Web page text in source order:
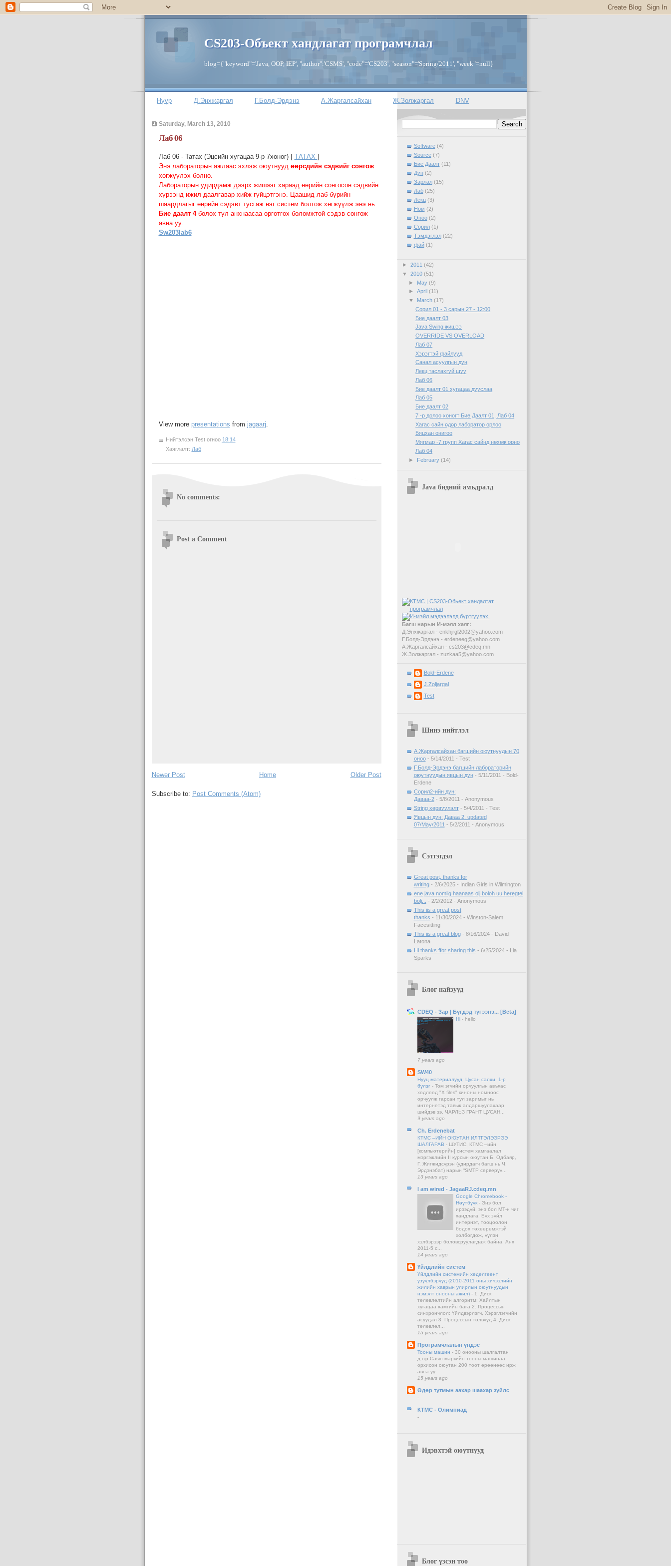
CS203-Объект хандлагат програмчлал
blog={"keyword"='Java, OOP, IEP', "author":'CSMS', "code"='CS203', "season"='Spring/2011', "week"=null}
Нүүр Д.Энхжаргал Г.Болд-Эрдэнэ А.Жаргалсайхан Ж.Золжаргал DNV
Saturday, March 13, 2010
Лаб 06
Лаб 06 - Татах (Эцсийн хугацаа 9-р 7хоног) [ ТАТАХ ]
Энэ лабораторын ажлаас эхлэж оюутнууд өөрсдийн сэдвийг сонгож
хөгжүүлэх болно.
Лабораторын удирдамж дээрх жишээг хараад өөрийн сонгосон сэдвийн
хүрээнд ижил даалгавар хийж гүйцэтгэнэ. Цаашид лаб бүрийн
шаардлагыг өөрийн сэдэвт тусгаж нэг систем болгож хөгжүүлж энэ нь
Бие даалт 4болох тул анхнаасаа өргөтгөх боломжтой сэдэв сонгож
авна уу.
Sw203lab6
View more presentations from jagaarj
Нийтэлсэн Test огноо 18:14
Хаяглалт: Лаб
No comments:
Post a Comment
Newer Post Older Post
Home
Subscribe to: Post Comments (Atom)
Software (4)
Source (7)
Бие Даалт (11)
Дүн (2)
Зарлал (15)
Лаб (25)
Лекц (3)
Ном (2)
Оноо (2)
Сорил (1)
Тэмдэглэл (22)
фай (1)
► 2011 (42)
▼ 2010 (51)
►
May (9)
► April (11)
▼
March (17)
Сорил 01 - 3 сарын 27 - 12:00
Бие даалт 03
Java Swing жишээ
OVERRIDE VS OVERLOAD
Лаб 07
Хэрэгтэй файлууд
Санал асуулгын дүн
Лекц таслахгүй шүү
Лаб 06
Бие даалт 01 хугацаа дууслаа
Лаб 05
Бие даалт 02
7 -р долоо хоногт Бие Даалт 01, Лаб 04
Хагас сайн өдөр лаборатор орлоо
Бяцхан онигоо
Мягмар -7 групп Хагас сайнд нөхөж орно
Лаб 04
►
February (14)
Java бидний амьдралд
Багш нарын И-мэял хаяг:
Д.Энхжаргал - enkhjrgl2002@yahoo.com
Г.Болд-Эрдэнэ - erdeneeg@yahoo.com
А.Жаргалсайхан - cs203@cdeq.mn
Ж.Золжаргал - zuzkaa5@yahoo.com
Bold-Erdene
J.Zoljargal
Test
Шинэ нийтлэл
А.Жаргалсайхан багшийн оюутнуудын 70
оноо- 5/14/2011 - Test
Г.Болд-Эрдэнэ багшийн лабораторийн
оюутнуудын явцын дүн- 5/11/2011 - Bold-
Erdene
Сорил2-ийн дүн:
Даваа-2- 5/8/2011 - Anonymous
String хөрвүүлэлт- 5/4/2011 - Test
Явцын дүн: Даваа 2. updated
07/May/2011 - 5/2/2011 - Anonymous
Сэтгэгдэл
Great post, thanks for
writing- 2/6/2025- Indian Girls in Wilmington
ene java nomiig haanaas olj boloh uu heregtei
bolj...
- 2/2/2012- Anonymous
This iis a great post
thanks - 11/30/2024- Winston-Salem
Facesitting
This iis a great blog- 8/16/2024- David
Latona
Hi thanks ffor sharing this - 6/25/2024- Lia
Sparks
Блог найзууд
CDEQ - Зар | Бүгдэд түгээнэ... [Beta]
Hi - hello
7 years ago
SW40
Нууц материалууд: Цусан салхи. 1-р
бүлэг - Том эгчийн орчуулгын авъяас
хөдлөөд "X files" киноны номноос
орчуулж гарсан тул заримыг нь
интернетэд тавьж алдаршуулахаар
шийдэв ээ. ЧАРЛЬЗ ГРАНТ ЦУСАН...
9 years ago
Ch. Erdenebat
КТМС –ИЙН ОЮУТАН ИЛТГЭЛЭЭРЭЭ
ШАЛГАРАВ - ШУТИС, КТМС –ийн
[компьютерийн] систем хамгаалал
мэргэжлийн II курсын оюутан Б. Одбаяр,
Г. Жигжидсүрэн (удирдагч багш нь Ч.
Эрдэнэбат) нарын “SMTP серверүү...
13 years ago
I am wired - JagaaRJ.cdeq.mn
Google Chromebook -
Нөүтбүүк - Энэ бол
ирээдүй, энэ бол МТ-н чиг
хандлага. Бүх зүйл
интернэт, тооцоолон
бодох төхөөрөмжтэй
холбогдож, үүлэн
хэлбэрээр боловсруулагдаж байна. Анх
2011-5 с...
14 years ago
Үйлдлийн систем
Үйлдлийн системийн хөдөлгөөнт
үзүүлбэрүүд (2010-2011 оны хичээлийн
жилийн хаврын улирлын оюутнуудын
нэмэлт онооны ажил) - 1. Диск
төлөвлөлтийн алгоритм: Хайлтын
хугацаа хамгийн бага 2. Процессын
синхрончлол: Үйлдвэрлэгч, Хэрэглэгчийн
асуудал 3. Процессын төлвүүд 4. Диск
төлөвлөл...
15 years ago
Програмчлалын үндэс
Тооны машин - 30 онооны шалгалтан
дээр Casio маркийн тооны машинаа
орхисон оюутан 200 тоот өрөөнөөс ирж
авна уу.
15 years ago
Өдөр тутмын аахар шаахар зүйлс
-
КТМС - Олимпиад
-
Идэвхтэй оюутнууд
Блог үзсэн тоо